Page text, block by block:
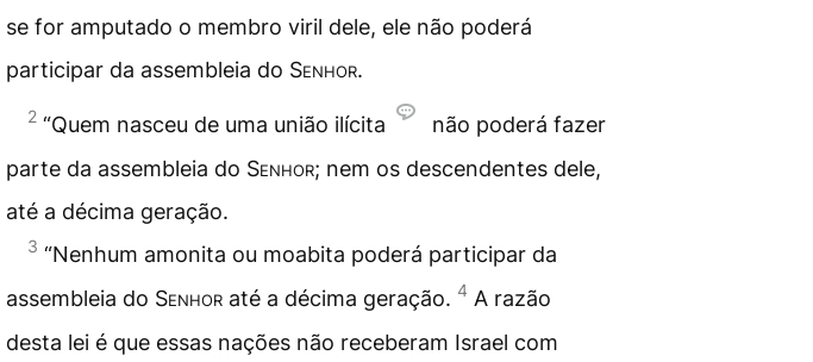
se for amputado o membro viril dele, ele não poderá
participar da assembleia do Senhor.
2 “Quem nasceu de uma união ilícita
não poderá fazer
parte da assembleia do Senhor; nem os descendentes dele,
até a décima geração.
3 “Nenhum amonita ou moabita poderá participar da
assembleia do Senhor até a décima geração. 4 A razão
desta lei é que essas nações não receberam Israel com